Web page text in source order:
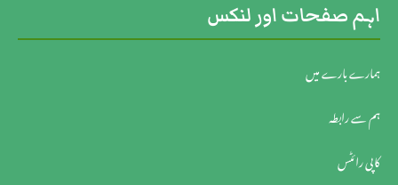
اہم صفحات اور لنکس
ہمارے بارے میں
ہم سے رابطہ
کاپی رائٹس